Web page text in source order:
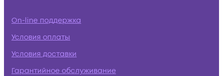
On-line поддержка
Условия оплаты
Условия доставки
Гарантийное обслуживание